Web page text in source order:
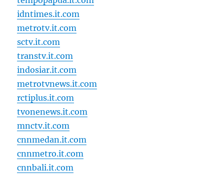
idntimes.it.com
metrotv.it.com
sctv.it.com
transtv.it.com
indosiar.it.com
metrotvnews.it.com
rctiplus.it.com
tvonenews.it.com
mnctv.it.com
cnnmedan.it.com
cnnmetro.it.com
cnnbali.it.com